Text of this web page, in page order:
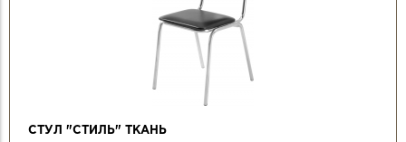
СТУЛ "СТИЛЬ" ТКАНЬ